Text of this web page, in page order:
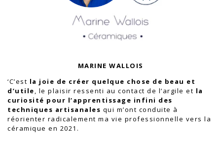
MARINE WALLOIS
‘C’est la joie de créer quelque chose de beau et
d’utile, le plaisir ressenti au contact de l’argile et la
curiosité pour l’apprentissage infini des
techniques artisanales qui m’ont conduite à
réorienter radicalement ma vie professionnelle vers la
céramique en 2021.